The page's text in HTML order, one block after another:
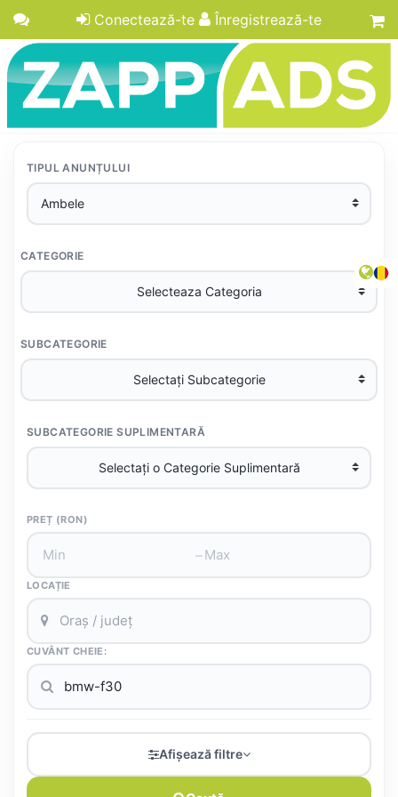
Conectează-te Înregistrează-te
TIPUL ANUNȚULUI
CATEGORIE
SUBCATEGORIE
SUBCATEGORIE SUPLIMENTARĂ
PREȚ (RON)
–
LOCAȚIE
CUVÂNT CHEIE:
Afișează filtre